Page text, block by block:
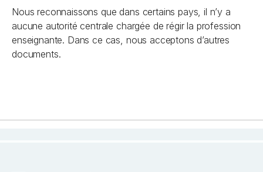
Nous reconnaissons que dans certains pays, il n’y a
aucune autorité centrale chargée de régir la profession
enseignante. Dans ce cas, nous acceptons d’autres
documents.